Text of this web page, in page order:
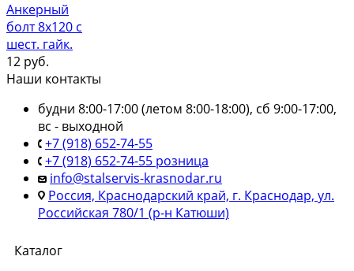
Анкерный
болт 8х120 с
шест. гайк.
12 руб.
Наши контакты
будни 8:00-17:00 (летом 8:00-18:00), сб 9:00-17:00,
вс - выходной
+7 (918) 652-74-55
+7 (918) 652-74-55 розница
info@stalservis-krasnodar.ru
Россия, Краснодарский край, г. Краснодар, ул.
Российская 780/1 (р-н Катюши)
Каталог